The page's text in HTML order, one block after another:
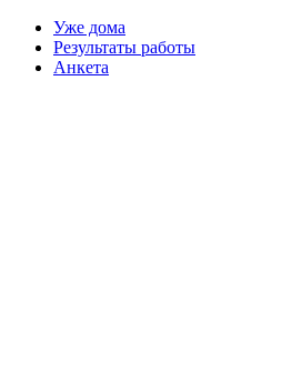
Уже дома
Результаты работы
Анкета